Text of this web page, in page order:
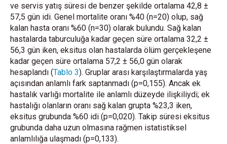
ve servis yatış süresi de benzer şekilde ortalama 42,8 ±
57,5 gün idi. Genel mortalite oranı %40 (n=20) olup, sağ
kalan hasta oranı %60 (n=30) olarak bulundu. Sağ kalan
hastalarda taburculuğa kadar geçen süre ortalama 32,2 ±
56,3 gün iken, eksitus olan hastalarda ölüm gerçekleşene
kadar geçen süre ortalama 57,2 ± 56,0 gün olarak
hesaplandı (Tablo 3). Gruplar arası karşılaştırmalarda yaş
açısından anlamlı fark saptanmadı (p=0,155). Ancak ek
hastalık varlığı mortalite ile anlamlı düzeyde ilişkiliydi; ek
hastalığı olanların oranı sağ kalan grupta %23,3 iken,
eksitus grubunda %60 idi (p=0,020). Takip süresi eksitus
grubunda daha uzun olmasına rağmen istatistiksel
anlamlılığa ulaşmadı (p=0,133).